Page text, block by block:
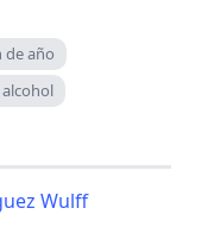
de año
Wulff